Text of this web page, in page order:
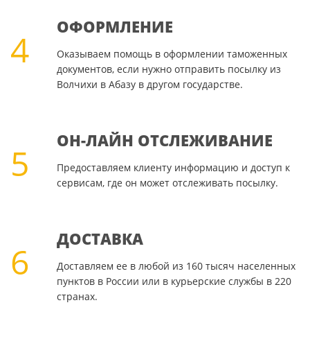
4
ОФОРМЛЕНИЕ
Оказываем помощь в оформлении таможенных
документов, если нужно отправить посылку из
Волчихи в Абазу в другом государстве.
5
ОН-ЛАЙН ОТСЛЕЖИВАНИЕ
Предоставляем клиенту информацию и доступ к
сервисам, где он может отслеживать посылку.
6
ДОСТАВКА
Доставляем ее в любой из 160 тысяч населенных
пунктов в России или в курьерские службы в 220
странах.